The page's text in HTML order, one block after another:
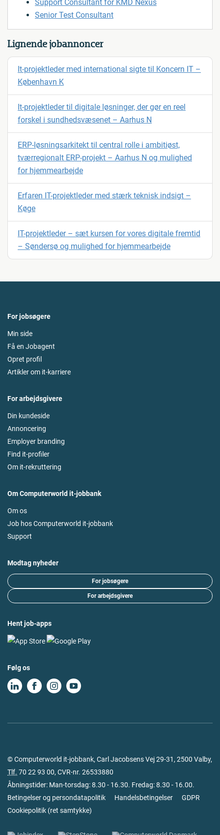
Support Consultant for KMD Nexus
Senior Test Consultant
Lignende jobannoncer
It-projektleder med international sigte til Koncern IT –
København K
It-projektleder til digitale løsninger, der gør en reel
forskel i sundhedsvæsenet – Aarhus N
ERP-løsningsarkitekt til central rolle i ambitiøst,
tværregionalt ERP-projekt – Aarhus N og mulighed
for hjemmearbejde
Erfaren IT-projektleder med stærk teknisk indsigt –
Køge
IT-projektleder – sæt kursen for vores digitale fremtid
– Søndersø og mulighed for hjemmearbejde
For jobsøgere
Min side
Få en Jobagent
Opret profil
Artikler om it-karriere
For arbejdsgivere
Din kundeside
Annoncering
Employer branding
Find it-profiler
Om it-rekruttering
Om Computerworld it-jobbank
Om os
Job hos Computerworld it-jobbank
Support
Modtag nyheder
For jobsøgere
For arbejdsgivere
Hent job-apps
Følg os
© Computerworld it-jobbank, Carl Jacobsens Vej 29-31, 2500 Valby,
Tlf. 70 22 93 00, CVR-nr. 26533880
Åbningstider: Man-torsdag: 8.30 - 16.30. Fredag: 8.30 - 16.00.
Betingelser og persondatapolitik
Handelsbetingelser
GDPR
Cookiepolitik (ret samtykke)